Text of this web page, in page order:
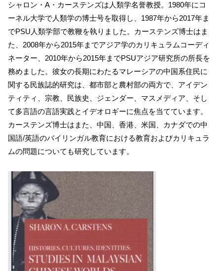
シャロン・A・カーステンズは人類学名誉教授。1980年にコ
ーネル大学で人類学の博士号を取得し、1987年から2017年ま
でPSU人類学部で教鞭を執りました。カーステンズ博士はま
た、2008年から2015年までアジア学のカリキュラムコーディ
ネーター、2010年から2015年までPSUアジア研究所の所長を
務めました。彼女の長期にわたるマレーシアの中国系住民に
関する民族誌的研究は、都市部と農村部の両方で、アイデン
ティティ、宗教、民族史、ジェンダー、マスメディア、そし
て多言語の言語実践とイデオロギーに焦点を当てています。
カーステンズ博士はまた、中国、香港、米国、カナダでの中
国語/英語のバイリンガル教育における教育およびカリキュラ
ムの問題についても研究しています。